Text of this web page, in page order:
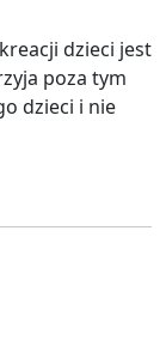
dzieci jest
poza tym
dzieci i nie